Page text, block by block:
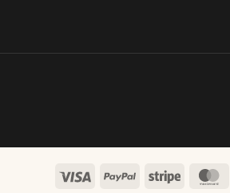
Visa PayPal Stripe